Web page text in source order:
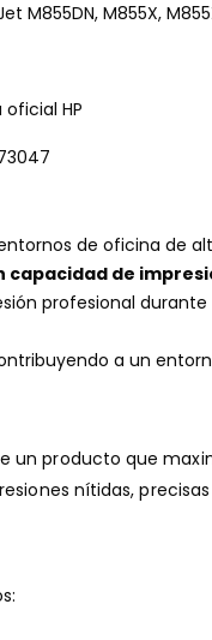
M855DN, M855X,
HP
de oficina de
capacidad de
profesional
a un
un producto que
nítidas,